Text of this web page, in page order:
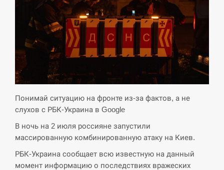
СЕРПЕНЬ
15:00
РФ провела новий раунд таємних зустрічей з
Європою щодо війни…
СЕРПЕНЬ
14:53
Экс-послу в США Стефанишиной вручили новое
подозрение и избирают меру…
СЕРПЕНЬ
14:40
У Росії розгортається ракетний підрозділ КНДР –
Reuters
Понимай ситуацию на фронте из-за фактов, а не
слухов с РБК-Украина в Google
В ночь на 2 июля россияне запустили
массированную комбинированную атаку на Киев.
РБК-Украина сообщает всю известную на данный
момент информацию о последствиях вражеских